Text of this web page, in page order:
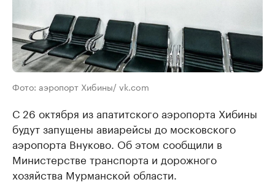
Фото: аэропорт Хибины/ vk.com
С 26 октября из апатитского аэропорта Хибины
будут запущены авиарейсы до московского
аэропорта Внуково. Об этом сообщили в
Министерстве транспорта и дорожного
хозяйства Мурманской области.